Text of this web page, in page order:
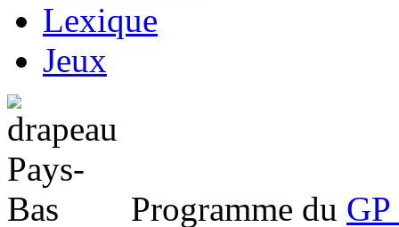
Lexique
Jeux
Programme du